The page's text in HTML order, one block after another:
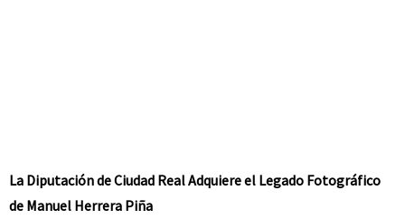
La Diputación de Ciudad Real Adquiere el Legado Fotográfico
de Manuel Herrera Piña